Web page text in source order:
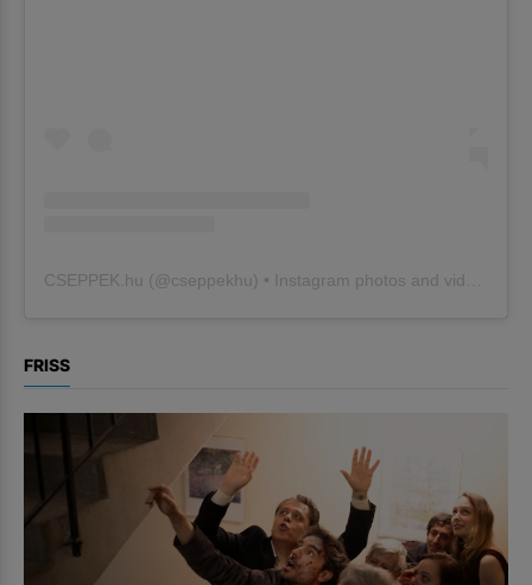
CSEPPEK.hu (@cseppekhu ) • Instagram photos and videos
FRISS